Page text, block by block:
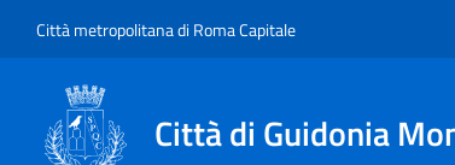
Città metropolitana di Roma Capitale
Città di Guidonia